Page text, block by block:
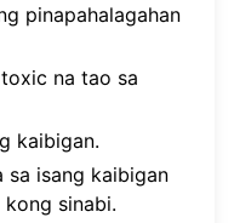
pinapahalagahan
na tao sa
kaibigan.
isang kaibigan
sinabi.